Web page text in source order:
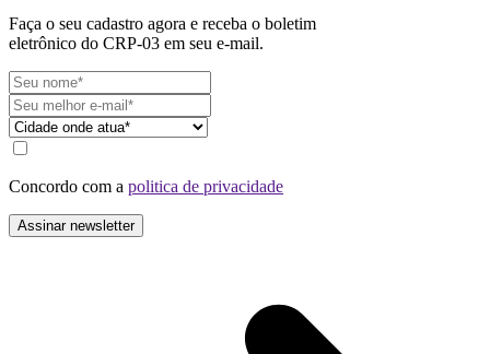
Faça o seu cadastro agora e receba o boletim
eletrônico do CRP-03 em seu e-mail.
Concordo com a politica de privacidade